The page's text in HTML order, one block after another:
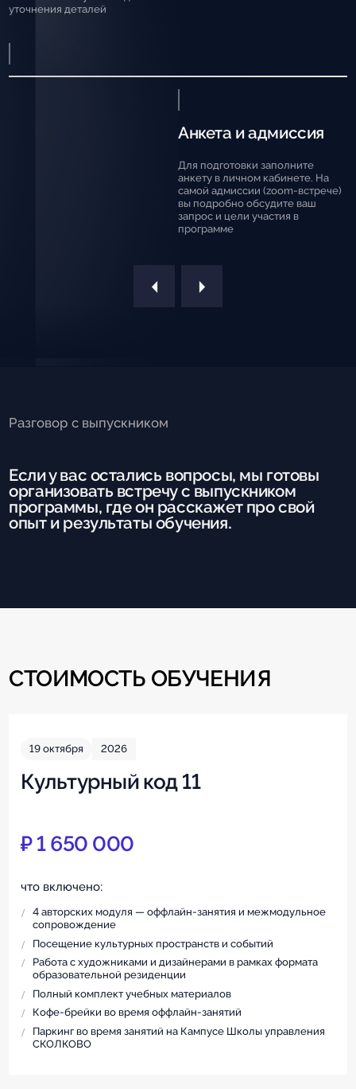
уточнения деталей
Анкета и адмиссия
Для подготовки заполните
анкету в личном кабинете. На
самой адмиссии (zoom-встрече)
вы подробно обсудите ваш
запрос и цели участия в
программе
Разговор с выпускником
Если у вас остались вопросы, мы готовы
организовать встречу с выпускником
программы, где он расскажет про свой
опыт и результаты обучения.
СТОИМОСТЬ ОБУЧЕНИЯ
19 октября 2026
Культурный код 11
₽ 1 650 000
что включено:
4 авторских модуля — оффлайн-занятия и межмодульное
сопровождение
Посещение культурных пространств и событий
Работа с художниками и дизайнерами в рамках формата
образовательной резиденции
Полный комплект учебных материалов
Кофе-брейки во время оффлайн-занятий
Паркинг во время занятий на Кампусе Школы управления
СКОЛКОВО